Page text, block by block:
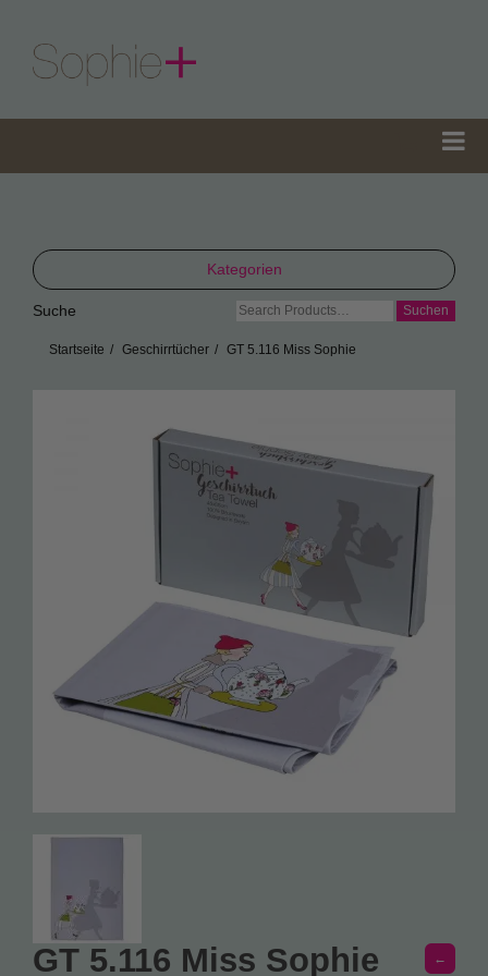
Kategorien
TeaGifts
Sophie’s Gewürze
BESTSELLER / Start Pakete
Sophie’s Seccos
Gondel Anhänger mit Beleuchtung
Socken
Geschirrtücher
China Bone Porzellan
English
Suche
Suche
Startseite
Geschirrtücher GT 5.116 Miss Sophie
←
GT 5.116 Miss Sophie